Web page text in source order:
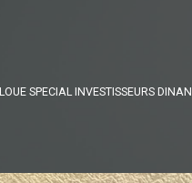
SPECIAL INVESTISSEURS DINAN